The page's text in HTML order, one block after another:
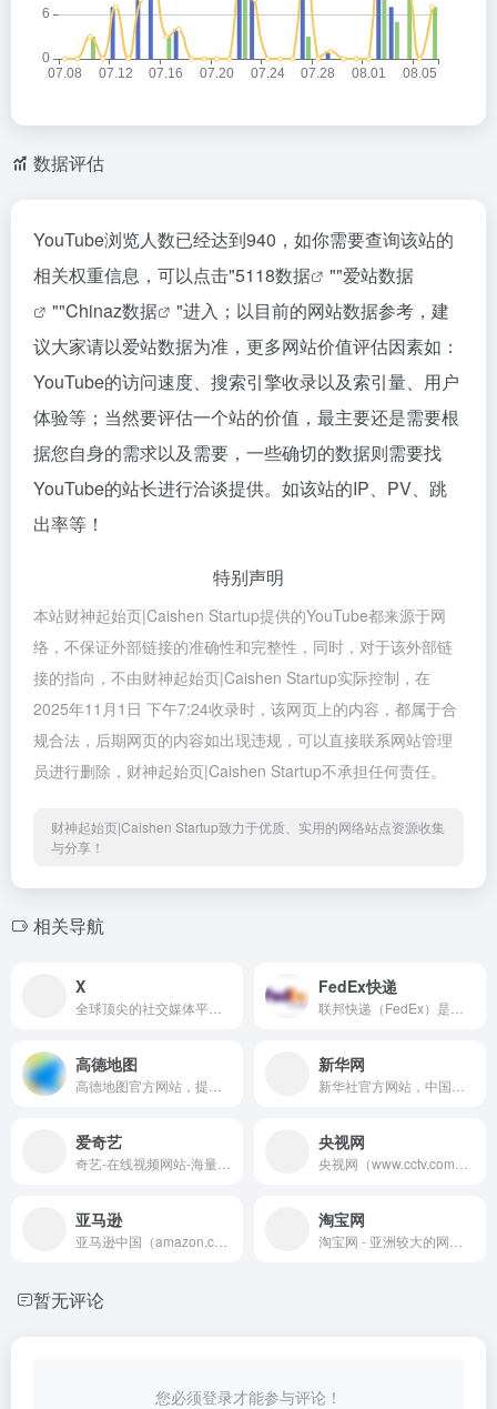
数据评估
YouTube浏览人数已经达到940，如你需要查询该站的
相关权重信息，可以点击"5118数据 ""爱站数据
""Chinaz数据
"进入；以目前的网站数据参考，建
议大家请以爱站数据为准，更多网站价值评估因素如：
YouTube的访问速度、搜索引擎收录以及索引量、用户
体验等；当然要评估一个站的价值，最主要还是需要根
据您自身的需求以及需要，一些确切的数据则需要找
YouTube的站长进行洽谈提供。如该站的IP、PV、跳
出率等！
特别声明
本站财神起始页|Caishen Startup提供的YouTube都来源于网
络，不保证外部链接的准确性和完整性，同时，对于该外部链
接的指向，不由财神起始页|Caishen Startup实际控制，在
2025年11月1日 下午7:24收录时，该网页上的内容，都属于合
规合法，后期网页的内容如出现违规，可以直接联系网站管理
员进行删除，财神起始页|Caishen Startup不承担任何责任。
财神起始页|Caishen Startup致力于优质、实用的网络站点资源收集
与分享！
相关导航
X FedEx快递
高德地图 新华网
爱奇艺 央视网
亚马逊 淘宝网
暂无评论
您必须登录才能参与评论！